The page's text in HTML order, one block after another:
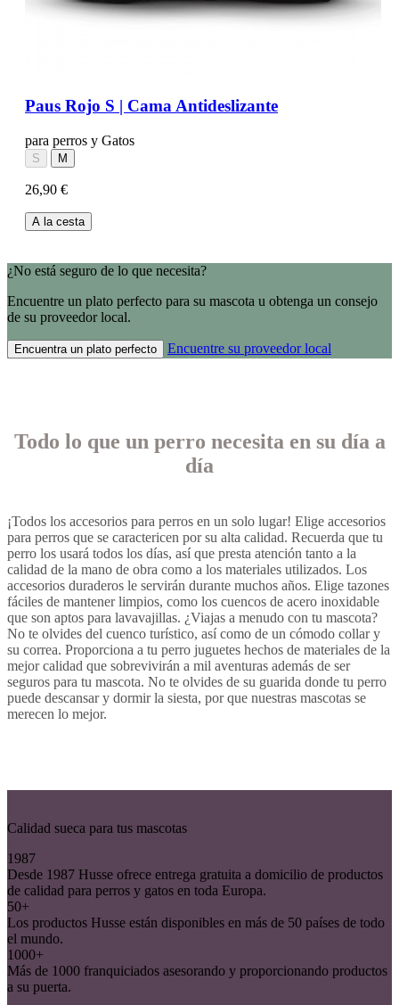
Paus Rojo S | Cama Antideslizante
para perros y Gatos
S M
26,90 €
A la cesta
¿No está seguro de lo que necesita?
Encuentre un plato perfecto para su mascota u obtenga un consejo
de su proveedor local.
Encuentra un plato perfecto Encuentre su proveedor local
Todo lo que un perro necesita en su día a
día
¡Todos los accesorios para perros en un solo lugar! Elige accesorios
para perros que se caractericen por su alta calidad. Recuerda que tu
perro los usará todos los días, así que presta atención tanto a la
calidad de la mano de obra como a los materiales utilizados. Los
accesorios duraderos le servirán durante muchos años. Elige tazones
fáciles de mantener limpios, como los cuencos de acero inoxidable
que son aptos para lavavajillas. ¿Viajas a menudo con tu mascota?
No te olvides del cuenco turístico, así como de un cómodo collar y
su correa. Proporciona a tu perro juguetes hechos de materiales de la
mejor calidad que sobrevivirán a mil aventuras además de ser
seguros para tu mascota. No te olvides de su guarida donde tu perro
puede descansar y dormir la siesta, por que nuestras mascotas se
merecen lo mejor.
Calidad sueca para tus mascotas
1987
Desde 1987 Husse ofrece entrega gratuita a domicilio de productos
de calidad para perros y gatos en toda Europa.
50+
Los productos Husse están disponibles en más de 50 países de todo
el mundo.
1000+
Más de 1000 franquiciados asesorando y proporcionando productos
a su puerta.